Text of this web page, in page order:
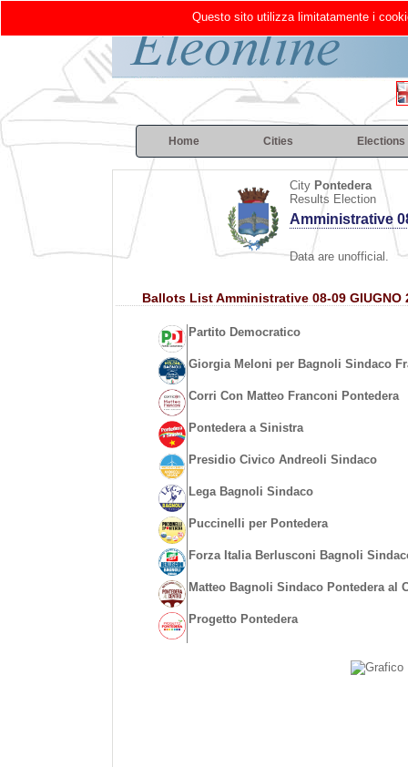
Home Cities Elections
CityPontedera
Results Election
Amministrative
Data are unofficial.
Ballots List Amministrative 08-09 GIUGNO
Partito Democratico
Giorgia Meloni per Bagnoli Sindaco
Corri Con Matteo Franconi Pontedera
Pontedera a Sinistra
Presidio Civico Andreoli Sindaco
Lega Bagnoli Sindaco
Puccinelli per Pontedera
Forza Italia Berlusconi Bagnoli
Matteo Bagnoli Sindaco Pontedera al
Progetto Pontedera
Questo sito utilizza limitatamente i